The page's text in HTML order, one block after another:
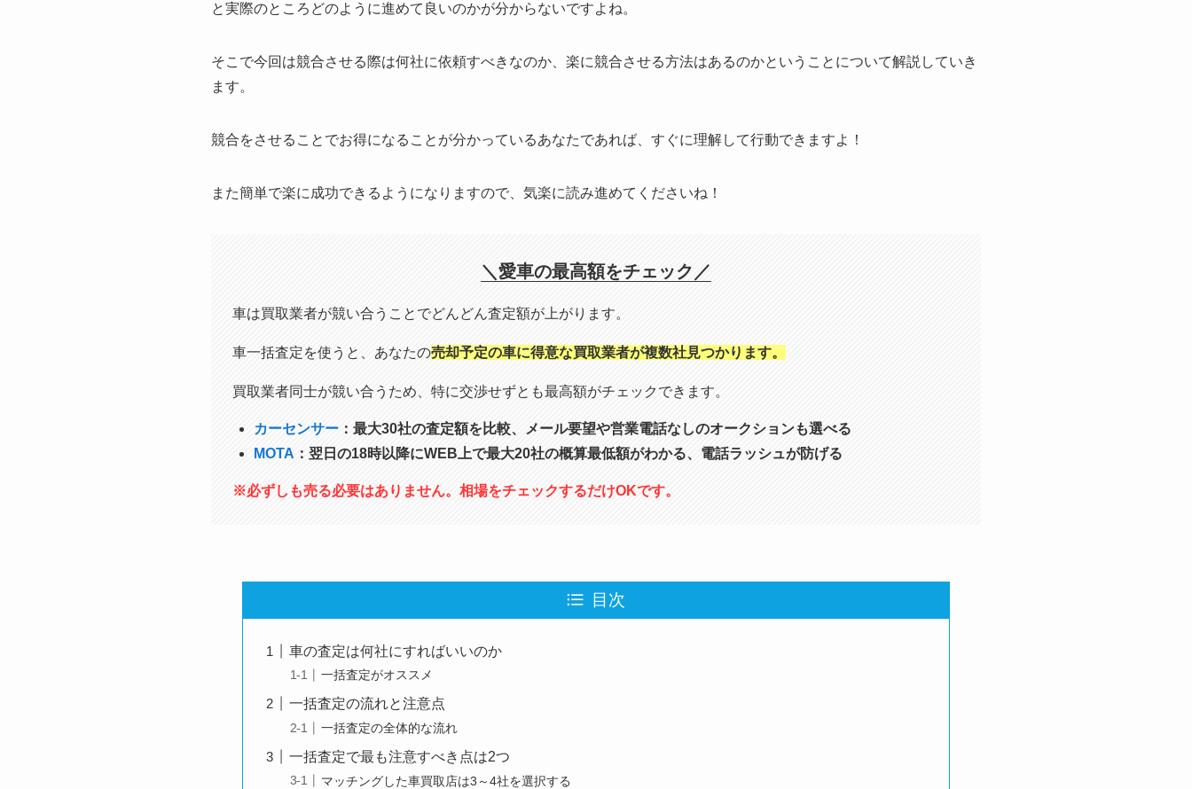
と実際のところどのように進めて良いのかが分からないですよね。
そこで今回は競合させる際は何社に依頼すべきなのか、楽に競合させる方法はあるのかということについて解説していき
ます。
競合をさせることでお得になることが分かっているあなたであれば、すぐに理解して行動できますよ！
また簡単で楽に成功できるようになりますので、気楽に読み進めてくださいね！
＼愛車の最高額をチェック／
車は買取業者が競い合うことでどんどん査定額が上がります。
車一括査定を使うと、あなたの売却予定の車に得意な買取業者が複数社見つかります。
買取業者同士が競い合うため、特に交渉せずとも最高額がチェックできます。
カーセンサー ：最大30社の査定額を比較、メール要望や営業電話なしのオークションも選べる
MOTA ：翌日の18時以降にWEB上で最大20社の概算最低額がわかる、電話ラッシュが防げる
※必ずしも売る必要はありません。相場をチェックするだけOKです。
目次
車の査定は何社にすればいいのか
一括査定がオススメ
一括査定の流れと注意点
一括査定の全体的な流れ
一括査定で最も注意すべき点は2つ
マッチングした車買取店は3～4社を選択する